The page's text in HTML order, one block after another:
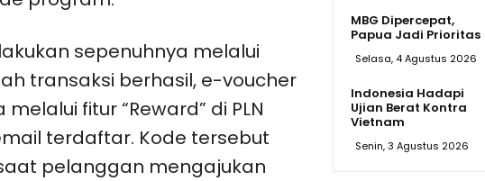
sepenuhnya melalui
transaksi berhasil, e-voucher
fitur “Reward” di PLN
terdaftar. Kode tersebut
pelanggan mengajukan
MBG Dipercepat,
Papua Jadi Prioritas
Selasa, 4 Agustus 2026
Indonesia Hadapi
Ujian Berat Kontra
Vietnam
Senin, 3 Agustus 2026